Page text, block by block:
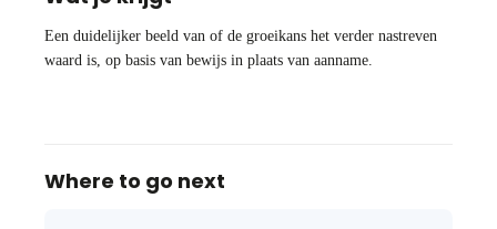
Een duidelijker beeld van of de groeikans het verder nastreven
waard is, op basis van bewijs in plaats van aanname.
Where to go next